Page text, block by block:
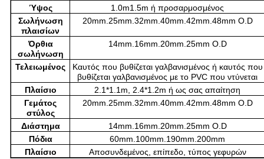
Ύψος
1.0m1.5m ή προσαρμοσμένος
Σωλήνωση
πλαισίων
20mm.25mm.32mm.40mm.42mm.48mm O.D
Όρθια
σωλήνωση
14mm.16mm.20mm.25mm O.D
Τελειωμένος
Καυτός που βυθίζεται γαλβανισμένος ή καυτός που
βυθίζεται γαλβανισμένος με το PVC που ντύνεται
Πλαίσιο
2.1*1.1m, 2.4*1.2m ή ως σας απαίτηση
Γεμάτος
στύλος
20mm.25mm.32mm.40mm.42mm.48mm O.D
Διάστημα
14mm.16mm.20mm.25mm O.D
Πόδια
60mm.100mm.190mm.200mm
Πλαίσιο
Αποσυνδεμένος, επίπεδο, τύπος γεφυρών